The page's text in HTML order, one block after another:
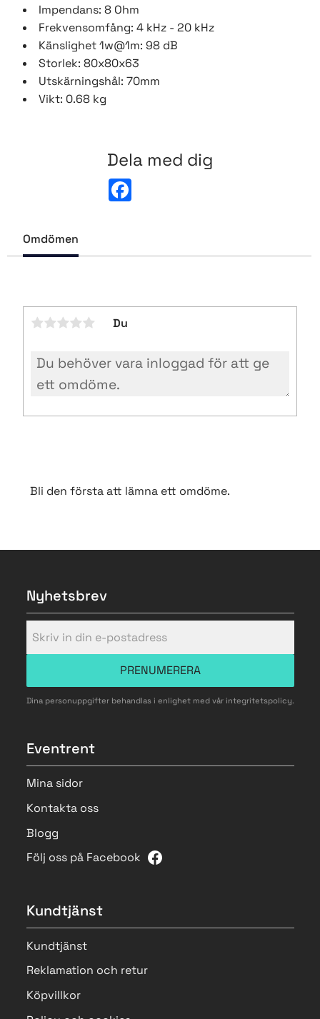
Impendans: 8 Ohm
Frekvensomfång: 4 kHz - 20 kHz
Känslighet 1w@1m: 98 dB
Storlek: 80x80x63
Utskärningshål: 70mm
Vikt: 0.68 kg
Dela med dig
o
Omdömen
Du
Bli den första att lämna ett omdöme.
Nyhetsbrev
PRENUMERERA
Dina personuppgifter behandlas i enlighet med vår integritetspolicy.
Eventrent
Mina sidor
Kontakta oss
Blogg
Följ oss på Facebook
Kundtjänst
Kundtjänst
Reklamation och retur
Köpvillkor